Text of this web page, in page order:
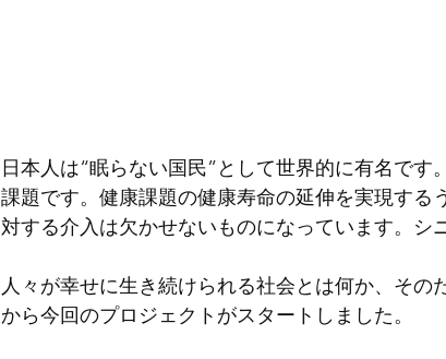
日本人は“眠らない国民”として世界的に有名で
課題です。健康課題の健康寿命の延伸を実現する
対する介入は欠かせないものになっています。シ
人々が幸せに生き続けられる社会とは何か、そ
から今回のプロジェクトがスタートしました。